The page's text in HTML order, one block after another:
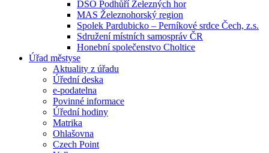
DSO Podhůří Železných hor
MAS Železnohorský region
Spolek Pardubicko – Perníkové srdce Čech, z.s.
Sdružení místních samospráv ČR
Honební společenstvo Choltice
Úřad městyse
Aktuality z úřadu
Úřední deska
e-podatelna
Povinné informace
Úřední hodiny
Matrika
Ohlašovna
Czech Point